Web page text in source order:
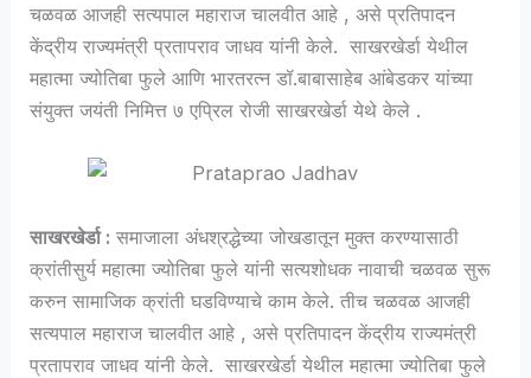
चळवळ आजही सत्यपाल महाराज चालवीत आहे , असे प्रतिपादन
केंद्रीय राज्यमंत्री प्रतापराव जाधव यांनी केले. साखरखेर्डा येथील
महात्मा ज्योतिबा फुले आणि भारतरत्न डॉ.बाबासाहेब आंबेडकर यांच्या
संयुक्त जयंती निमित्त ७ एप्रिल रोजी साखरखेर्डा येथे केले .
साखरखेर्डा : समाजाला अंधश्रद्धेच्या जोखडातून मुक्त करण्यासाठी
क्रांतीसुर्य महात्मा ज्योतिबा फुले यांनी सत्यशोधक नावाची चळवळ सुरू
करुन सामाजिक क्रांती घडविण्याचे काम केले. तीच चळवळ आजही
सत्यपाल महाराज चालवीत आहे , असे प्रतिपादन केंद्रीय राज्यमंत्री
प्रतापराव जाधव यांनी केले. साखरखेर्डा येथील महात्मा ज्योतिबा फुले